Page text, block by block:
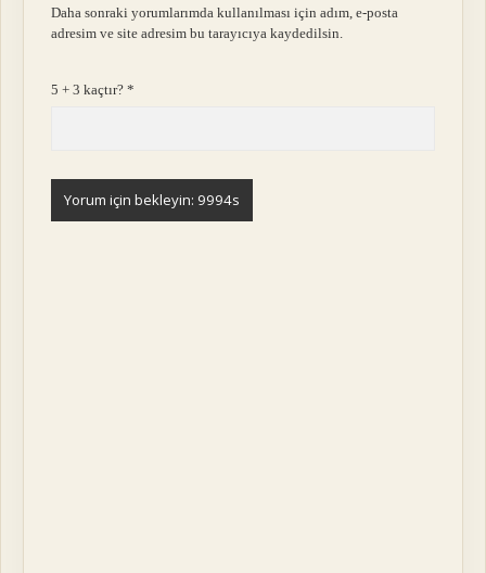
Daha sonraki yorumlarımda kullanılması için adım, e-posta
adresim ve site adresim bu tarayıcıya kaydedilsin.
5 + 3 kaçtır?*